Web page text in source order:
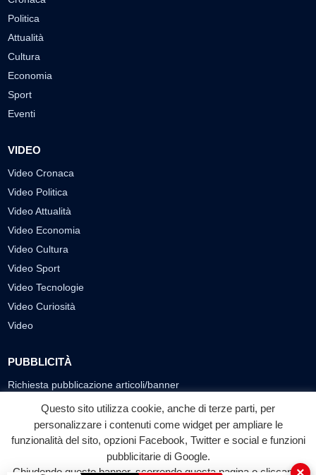
Politica
Attualità
Cultura
Economia
Sport
Eventi
VIDEO
Video Cronaca
Video Politica
Video Attualità
Video Economia
Video Cultura
Video Sport
Video Tecnologie
Video Curiosità
Video
PUBBLICITÀ
Richiesta pubblicazione articoli/banner
SEGUICI SUI SOCIAL
f
Facebook
◎ ▶
YouTube
Questo sito utilizza cookie, anche di terze parti, per
personalizzare i contenuti come widget per ampliare le
funzionalità del sito, opzioni Facebook, Twitter e social e funzioni
pubblicitarie di Google.
Chiudendo questo banner, scorrendo questa pagina o cliccando